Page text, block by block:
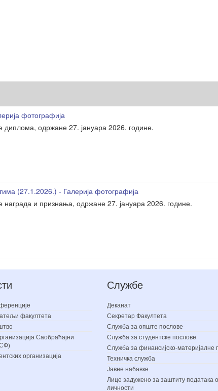
фотографија
диплома, одржане 27. јануара 2026. године.
(27.1.2026.) - Галерија фотографија
награда и признања, одржане 27. јануара 2026. године.
факултета
Саобраћајни
организација
Службе
Деканат
Секретар Факултета
Служба за опште послове
Служба за студентске послове
Служба за финансијско-материјалне
Техничка служба
Јавне набавке
Лице задужено за заштиту података о
личности